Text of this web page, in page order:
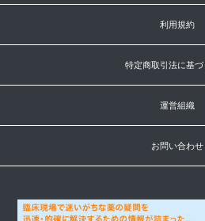
利用規約
特定商取引法に基
運営組織
お問い合わせ